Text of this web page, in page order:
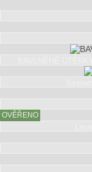
BAVLNĚNÉ
OVĚŘENO